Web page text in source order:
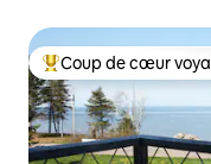
Coup de cœur
Coup de cœur